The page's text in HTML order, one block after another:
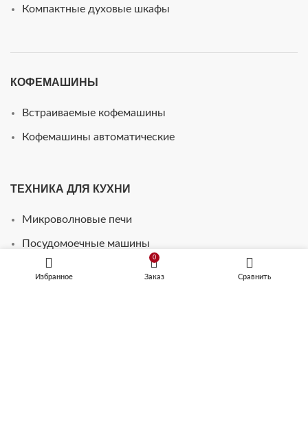
Компактные духовые шкафы
КОФЕМАШИНЫ
Встраиваемые кофемашины
Кофемашины автоматические
ТЕХНИКА ДЛЯ КУХНИ
Микроволновые печи
Посудомоечные машины
Шкафы для подогрева посуды
Избранное
0
Заказ Сравнить